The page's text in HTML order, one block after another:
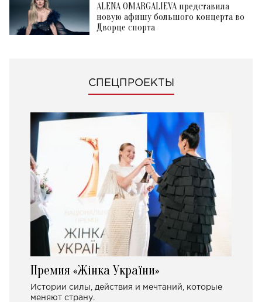
ALENA OMARGALIEVA представила
новую афишу большого концерта во
Дворце спорта
СПЕЦПРОЕКТЫ
Премия «Жінка України»
Истории силы, действия и мечтаний, которые
меняют страну.